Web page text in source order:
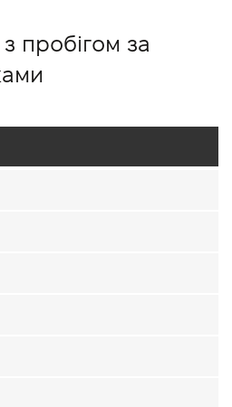
пробігом за